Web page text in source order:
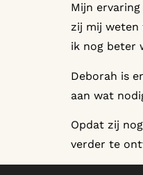
Mijn
zij mij weten
ik nog beter
Deborah is
aan wat
Opdat zij
verder te